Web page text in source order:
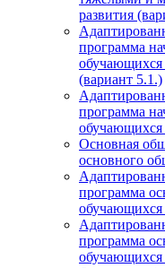
развития
программа
(вариант 5.1.)
программа
Основная
основного
программа
обучающихся
программа